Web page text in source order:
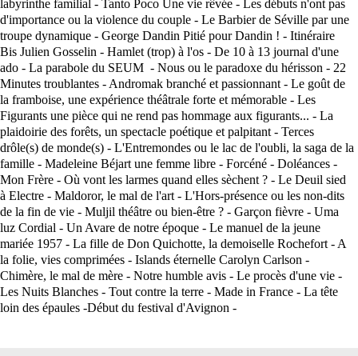
labyrinthe familial - Tanto Poco Une vie rêvée - Les débuts n'ont pas
d'importance ou la violence du couple - Le Barbier de Séville par une
troupe dynamique - George Dandin Pitié pour Dandin ! - Itinéraire
Bis Julien Gosselin - Hamlet (trop) à l'os - De 10 à 13 journal d'une
ado - La parabole du SEUM - Nous ou le paradoxe du hérisson - 22
Minutes troublantes - Andromak branché et passionnant - Le goût de
la framboise, une expérience théâtrale forte et mémorable - Les
Figurants une pièce qui ne rend pas hommage aux figurants... - La
plaidoirie des forêts, un spectacle poétique et palpitant - Terces
drôle(s) de monde(s) - L'Entremondes ou le lac de l'oubli, la saga de la
famille - Madeleine Béjart une femme libre - Forcéné - Doléances -
Mon Frère - Où vont les larmes quand elles sèchent ? - Le Deuil sied
à Electre - Maldoror, le mal de l'art - L'Hors-présence ou les non-dits
de la fin de vie - Muljil théâtre ou bien-être ? - Garçon fièvre - Uma
luz Cordial - Un Avare de notre époque - Le manuel de la jeune
mariée 1957 - La fille de Don Quichotte, la demoiselle Rochefort - A
la folie, vies comprimées - Islands éternelle Carolyn Carlson -
Chimère, le mal de mère - Notre humble avis - Le procès d'une vie -
Les Nuits Blanches - Tout contre la terre - Made in France - La tête
loin des épaules -Début du festival d'Avignon -